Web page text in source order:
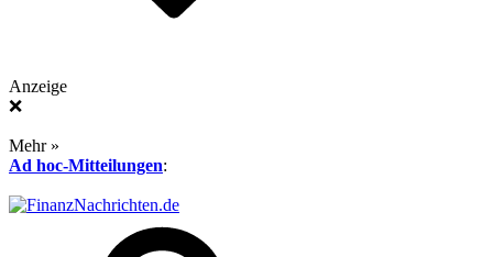
Anzeige
❌
Mehr »
Ad hoc-Mitteilungen: